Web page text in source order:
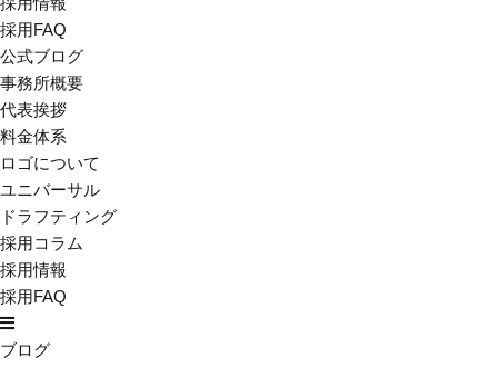
採用FAQ
公式ブログ
事務所概要
代表挨拶
料金体系
ロゴについて
ユニバーサル
ドラフティング
採用コラム
採用情報
採用FAQ
ブログ